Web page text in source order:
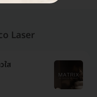
Laser
ใส